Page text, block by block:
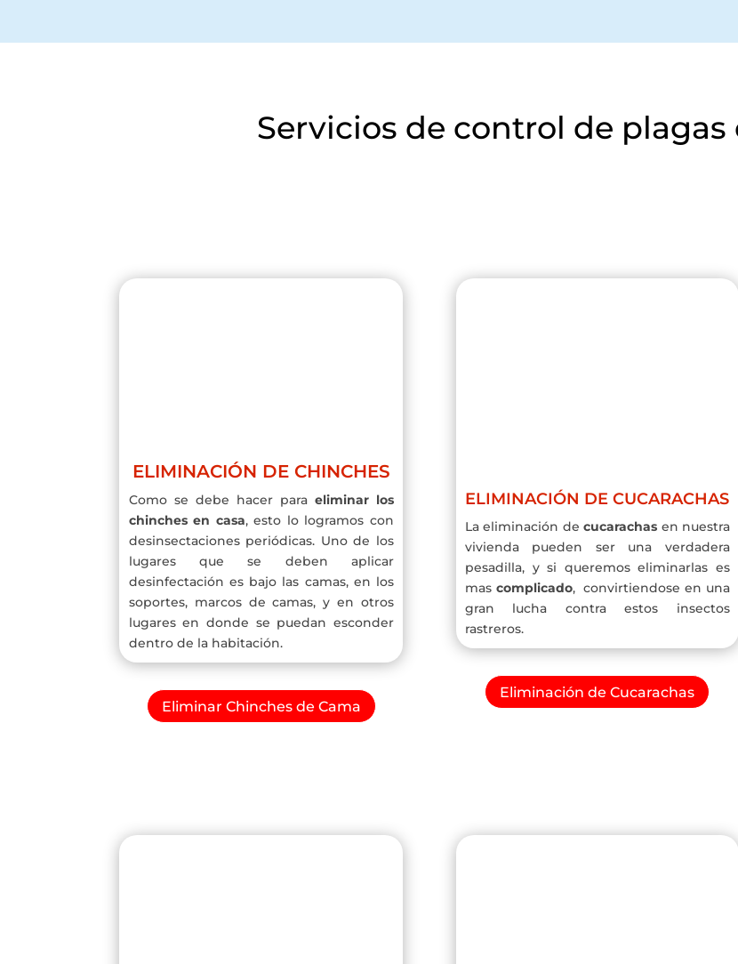
Servicios de control de plagas
ELIMINACIÓN DE CHINCHES
Como se debe hacer para eliminar los
chinches en casa, esto lo logramos con
desinsectaciones periódicas. Uno de los
lugares que se deben aplicar
desinfectación es bajo las camas, en los
soportes, marcos de camas, y en otros
lugares en donde se puedan esconder
dentro de la habitación.
Eliminar Chinches de Cama
ELIMINACIÓN DE CUCARACHAS
La eliminación decucarachas en nuestra
vivienda pueden ser una verdadera
pesadilla, y si queremos eliminarlas es
mas complicado, convirtiendose en una
gran lucha contra estos insectos
rastreros.
Eliminación de Cucarachas